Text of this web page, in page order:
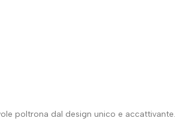
poltrona dal design unico e